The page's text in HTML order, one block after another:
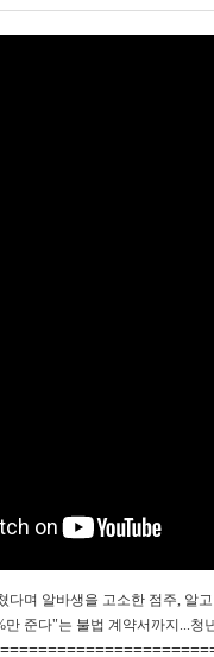
다며 알바생을 고소한 점주, 알
만 준다"는 불법 계약서까지...